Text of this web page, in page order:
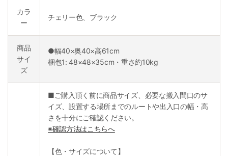
カラ
ー
チェリー色、ブラック
商品
サイ
ズ
●幅40×奥40×高61cm
梱包1: 48×48×35cm・重さ約10kg
■ご購入頂く前に商品サイズ、必要な搬入間口のサ
イズ、設置する場所までのルートや出入口の幅・高
さを十分にご確認ください。
※確認方法はこちらへ
【色・サイズについて】